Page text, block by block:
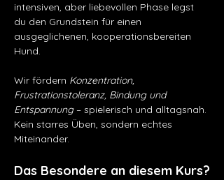
intensiven, aber liebevollen Phase legst
du den Grundstein für einen
ausgeglichenen, kooperationsbereiten
Hund.
Wir fördern Konzentration,
Frustrationstoleranz, Bindung und
Entspannung – spielerisch und alltagsnah.
Kein starres Üben, sondern echtes
Miteinander.
Das Besondere an diesem Kurs?